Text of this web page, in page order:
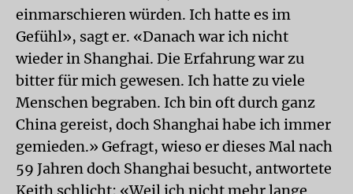
einmarschieren würden. Ich hatte es im
Gefühl», sagt er. «Danach war ich nicht
wieder in Shanghai. Die Erfahrung war zu
bitter für mich gewesen. Ich hatte zu viele
Menschen begraben. Ich bin oft durch ganz
China gereist, doch Shanghai habe ich immer
gemieden.» Gefragt, wieso er dieses Mal nach
59 Jahren doch Shanghai besucht, antwortete